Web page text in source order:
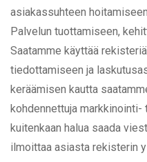
asiakassuhteen
Palvelun tuottamiseen,
Saatamme käyttää
tiedottamiseen ja
keräämisen kautta
kohdennettuja
kuitenkaan halua saada
ilmoittaa asiasta rekisterin